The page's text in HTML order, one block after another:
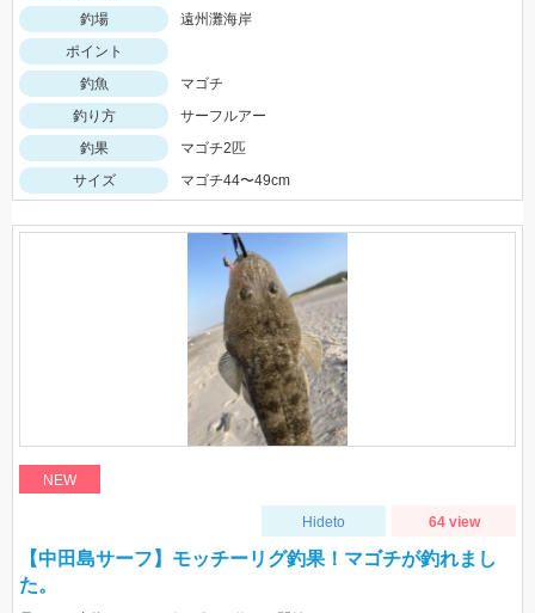
釣場
遠州灘海岸
ポイント
釣魚
マゴチ
釣り方
サーフルアー
釣果
マゴチ2匹
サイズ
マゴチ44〜49cm
NEW
Hideto 64 view
【中田島サーフ】モッチーリグ釣果！マゴチが釣れまし
た。